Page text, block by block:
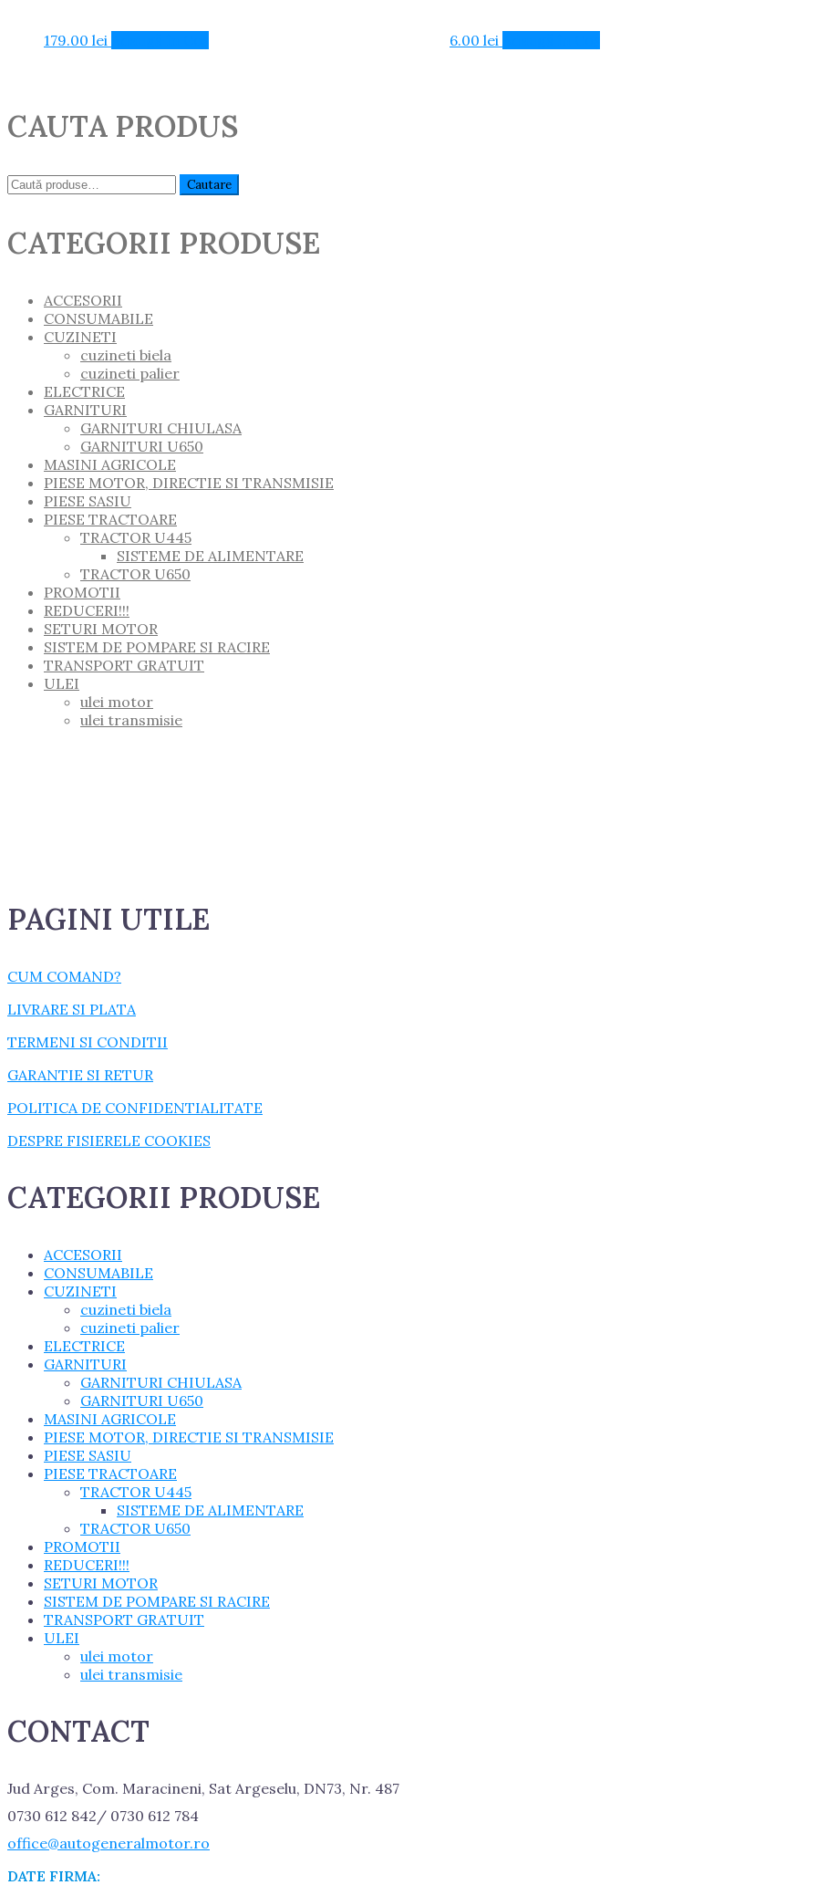
179.00 lei 6.00 lei
CAUTA PRODUS
Caută: Cautare
CATEGORII PRODUSE
ACCESORII
CONSUMABILE
CUZINETI
cuzineti biela
cuzineti palier
ELECTRICE
GARNITURI
GARNITURI CHIULASA
GARNITURI U650
MASINI AGRICOLE
PIESE MOTOR, DIRECTIE SI TRANSMISIE
PIESE SASIU
PIESE TRACTOARE
TRACTOR U445
SISTEME DE ALIMENTARE
TRACTOR U650
PROMOTII
REDUCERI!!!
SETURI MOTOR
SISTEM DE POMPARE SI RACIRE
TRANSPORT GRATUIT
ULEI
ulei motor
ulei transmisie
PAGINI UTILE
CUM COMAND?
LIVRARE SI PLATA
TERMENI SI CONDITII
GARANTIE SI RETUR
POLITICA DE CONFIDENTIALITATE
DESPRE FISIERELE COOKIES
CATEGORII PRODUSE
ACCESORII
CONSUMABILE
CUZINETI
cuzineti biela
cuzineti palier
ELECTRICE
GARNITURI
GARNITURI CHIULASA
GARNITURI U650
MASINI AGRICOLE
PIESE MOTOR, DIRECTIE SI TRANSMISIE
PIESE SASIU
PIESE TRACTOARE
TRACTOR U445
SISTEME DE ALIMENTARE
TRACTOR U650
PROMOTII
REDUCERI!!!
SETURI MOTOR
SISTEM DE POMPARE SI RACIRE
TRANSPORT GRATUIT
ULEI
ulei motor
ulei transmisie
CONTACT
Jud Arges, Com. Maracineni, Sat Argeselu, DN73, Nr. 487
0730 612 842/ 0730 612 784
office@autogeneralmotor.ro
DATE FIRMA: